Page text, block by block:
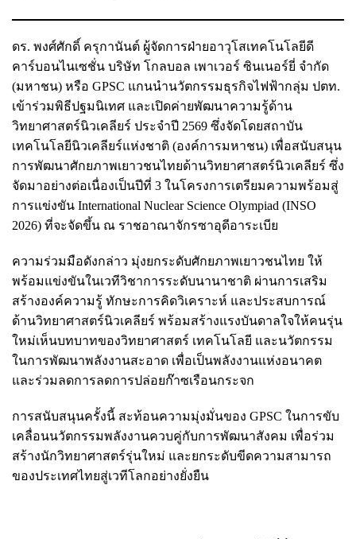
ดร. พงศ์ศักดิ์ ครุกานันต์ ผู้จัดการฝ่ายอาวุโสเทคโนโลยีดี
คาร์บอนไนเซชั่น บริษัท โกลบอล เพาเวอร์ ซินเนอร์ยี่ จำกัด
(มหาชน) หรือ GPSC แกนนำนวัตกรรมธุรกิจไฟฟ้ากลุ่ม ปตท.
เข้าร่วมพิธีปฐมนิเทศ และเปิดค่ายพัฒนาความรู้ด้าน
วิทยาศาสตร์นิวเคลียร์ ประจำปี 2569 ซึ่งจัดโดยสถาบัน
เทคโนโลยีนิวเคลียร์แห่งชาติ (องค์การมหาชน) เพื่อสนับสนุน
การพัฒนาศักยภาพเยาวชนไทยด้านวิทยาศาสตร์นิวเคลียร์ ซึ่ง
จัดมาอย่างต่อเนื่องเป็นปีที่ 3 ในโครงการเตรียมความพร้อมสู่
การแข่งขัน International Nuclear Science Olympiad (INSO
2026) ที่จะจัดขึ้น ณ ราชอาณาจักรซาอุดีอาระเบีย
ความร่วมมือดังกล่าว มุ่งยกระดับศักยภาพเยาวชนไทย ให้
พร้อมแข่งขันในเวทีวิชาการระดับนานาชาติ ผ่านการเสริม
สร้างองค์ความรู้ ทักษะการคิดวิเคราะห์ และประสบการณ์
ด้านวิทยาศาสตร์นิวเคลียร์ พร้อมสร้างแรงบันดาลใจให้คนรุ่น
ใหม่เห็นบทบาทของวิทยาศาสตร์ เทคโนโลยี และนวัตกรรม
ในการพัฒนาพลังงานสะอาด เพื่อเป็นพลังงานแห่งอนาคต
และร่วมลดการลดการปล่อยก๊าซเรือนกระจก
การสนับสนุนครั้งนี้ สะท้อนความมุ่งมั่นของ GPSC ในการขับ
เคลื่อนนวัตกรรมพลังงานควบคู่กับการพัฒนาสังคม เพื่อร่วม
สร้างนักวิทยาศาสตร์รุ่นใหม่ และยกระดับขีดความสามารถ
ของประเทศไทยสู่เวทีโลกอย่างยั่งยืน